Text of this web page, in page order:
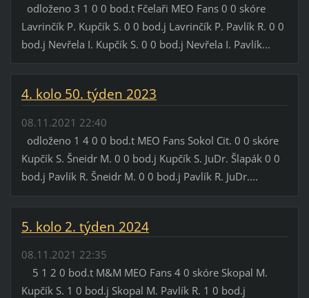
odloženo 3 1 0 0 bod.t Fčelaři MEO Fans 0 0 skóre
Lavrinčík P. Kupčík S. 0 0 bod.j Lavrinčík P. Pavlík R. 0 0
bod.j Nevřela I. Kupčík S. 0 0 bod.j Nevřela I. Pavlík...
4. kolo 50. týden 2023
08.11.2021 22:40
odloženo 1 4 0 0 bod.t MEO Fans Sokol Cit. 0 0 skóre
Kupčík S. Šneidr M. 0 0 bod.j Kupčík S. JuDr. Šlapák 0 0
bod.j Pavlík R. Šneidr M. 0 0 bod.j Pavlík R. JuDr....
5. kolo 2. týden 2024
08.11.2021 22:35
5 1 2 0 bod.t M&M MEO Fans 4 0 skóre Skopal M.
Kupčík S. 1 0 bod.j Skopal M. Pavlík R. 1 0 bod.j